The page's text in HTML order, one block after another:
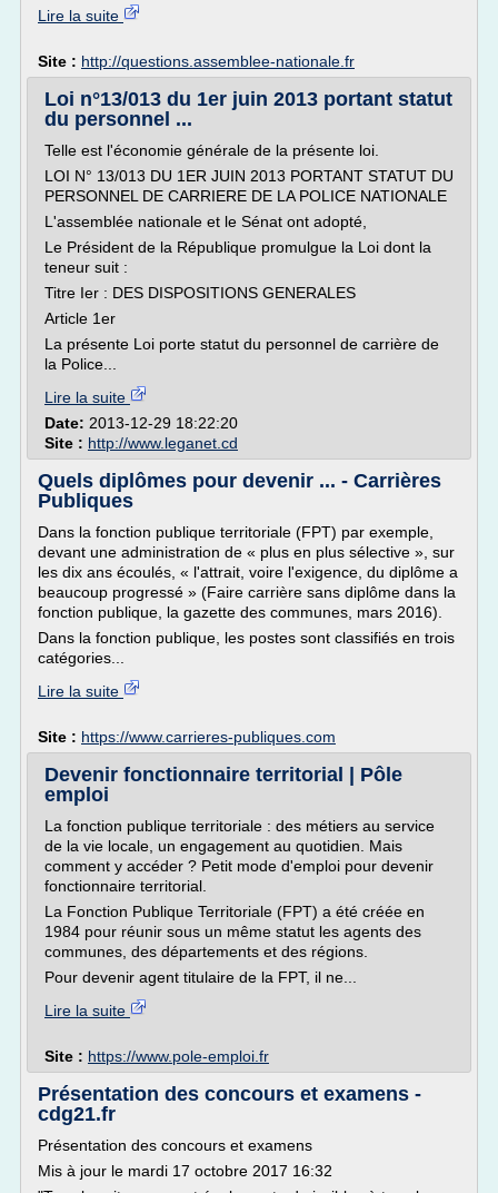
Lire la suite
Site : http://questions.assemblee-nationale.fr
Loi n°13/013 du 1er juin 2013 portant statut
du personnel ...
Telle est l'économie générale de la présente loi.
LOI N° 13/013 DU 1ER JUIN 2013 PORTANT STATUT DU
PERSONNEL DE CARRIERE DE LA POLICE NATIONALE
L'assemblée nationale et le Sénat ont adopté,
Le Président de la République promulgue la Loi dont la
teneur suit :
Titre Ier : DES DISPOSITIONS GENERALES
Article 1er
La présente Loi porte statut du personnel de carrière de
la Police...
Lire la suite
Date: 2013-12-29 18:22:20
Site : http://www.leganet.cd
Quels diplômes pour devenir ... - Carrières
Publiques
Dans la fonction publique territoriale (FPT) par exemple,
devant une administration de « plus en plus sélective », sur
les dix ans écoulés, « l'attrait, voire l'exigence, du diplôme a
beaucoup progressé » (Faire carrière sans diplôme dans la
fonction publique, la gazette des communes, mars 2016).
Dans la fonction publique, les postes sont classifiés en trois
catégories...
Lire la suite
Site : https://www.carrieres-publiques.com
Devenir fonctionnaire territorial | Pôle
emploi
La fonction publique territoriale : des métiers au service
de la vie locale, un engagement au quotidien. Mais
comment y accéder ? Petit mode d'emploi pour devenir
fonctionnaire territorial.
La Fonction Publique Territoriale (FPT) a été créée en
1984 pour réunir sous un même statut les agents des
communes, des départements et des régions.
Pour devenir agent titulaire de la FPT, il ne...
Lire la suite
Site : https://www.pole-emploi.fr
Présentation des concours et examens -
cdg21.fr
Présentation des concours et examens
Mis à jour le mardi 17 octobre 2017 16:32